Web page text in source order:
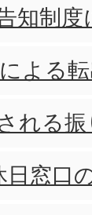
知制度
よる
れる
日窓口